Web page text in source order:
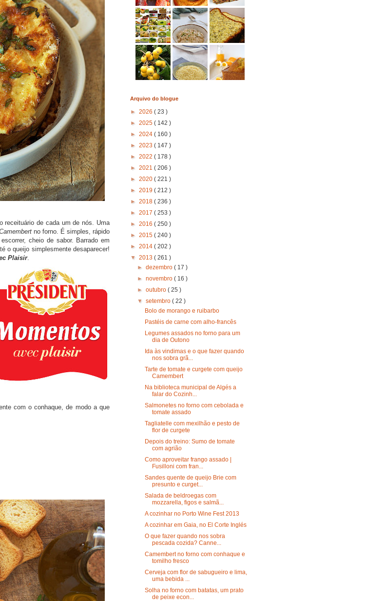
receituário de cada um de nós. Uma
no forno. É simples, rápido
cheio de sabor. Barrado em
o queijo simplesmente desaparecer!
Plaisir.
com o conhaque, de modo a que
Arquivo do blogue
► 2026 ( 23 )
► 2025 ( 142 )
► 2024 ( 160 )
► 2023 ( 147 )
► 2022 ( 178 )
► 2021 ( 206 )
► 2020 ( 221 )
► 2019 ( 212 )
► 2018 ( 236 )
► 2017 ( 253 )
► 2016 ( 250 )
► 2015 ( 240 )
► 2014 ( 202 )
▼ 2013 ( 261 )
►dezembro( 17 )
►novembro( 16 )
►outubro( 25 )
▼setembro( 22 )
Bolo de morango e ruibarbo
Pastéis de carne com alho-francês
Legumes assados no forno para um
dia de Outono
Ida às vindimas e o que fazer quando
nos sobra grã...
Tarte de tomate e curgete com queijo
Camembert
Na biblioteca municipal de Algés a
falar do Cozinh...
Salmonetes no forno com cebolada e
tomate assado
Tagliatelle com mexilhão e pesto de
flor de curgete
Depois do treino: Sumo de tomate
com agrião
Como aproveitar frango assado |
Fusilloni com fran...
Sandes quente de queijo Brie com
presunto e curget...
Salada de beldroegas com
mozzarella, figos e salmã...
A cozinhar no Porto Wine Fest 2013
A cozinhar em Gaia, no El Corte Inglés
O que fazer quando nos sobra
pescada cozida? Canne...
Camembert no forno com conhaque e
tomilho fresco
Cerveja com flor de sabugueiro e lima,
uma bebida ...
Solha no forno com batatas, um prato
de peixe econ...